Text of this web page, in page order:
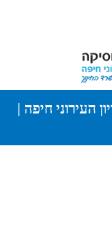
העירוני חיפה |